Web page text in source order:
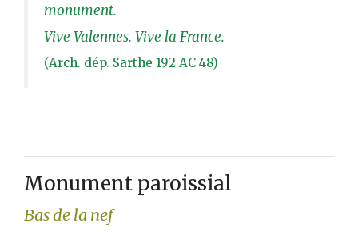
monument.
Vive Valennes. Vive la France.
(Arch. dép. Sarthe 192 AC 48)
Monument paroissial
Bas de la nef